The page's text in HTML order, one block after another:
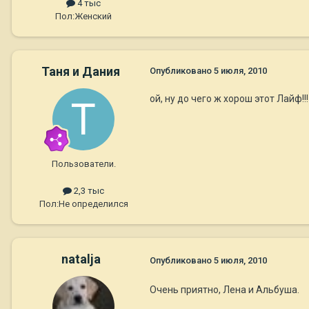
4 тыс
Пол:Женский
Таня и Дания
Пользователи.
2,3 тыс
Пол:Не определился
Опубликовано 5 июля, 2010
ой, ну до чего ж хорош этот
natalja Опубликовано 5 июля, 2010
Очень приятно, Лена и Альбуша.